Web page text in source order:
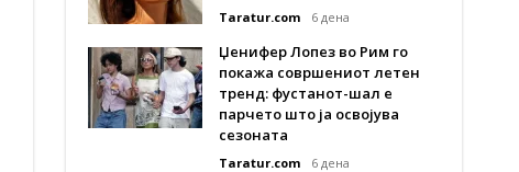
Taratur.com 6 дена
Џенифер Лопез во Рим го
покажа совршениот летен
тренд: фустанот-шал е
парчето што ја освојува
сезоната
Taratur.com 6 дена